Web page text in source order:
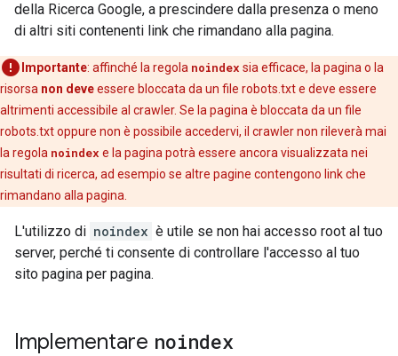
della Ricerca Google, a prescindere dalla presenza o meno
di altri siti contenenti link che rimandano alla pagina.
Importante: affinché la regola noindex sia efficace, la pagina o la
risorsa non deveessere bloccata da un file robots.txt e deve essere
altrimenti accessibile al crawler. Se la pagina è bloccata da un file
robots.txt oppure non è possibile accedervi, il crawler non rileverà mai
la regola noindex e la pagina potrà essere ancora visualizzata nei
risultati di ricerca, ad esempio se altre pagine contengono link che
rimandano alla pagina.
L'utilizzo di noindex è utile se non hai accesso root al tuo
server, perché ti consente di controllare l'accesso al tuo
sito pagina per pagina.
Implementare noindex